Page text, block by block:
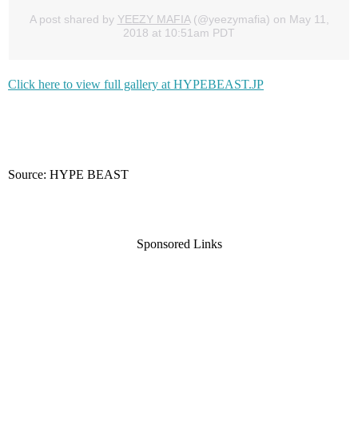
A post shared by YEEZY MAFIA(@yeezymafia) on May 11,
2018 at 10:51am PDT
Click here to view full gallery at HYPEBEAST.JP
Source: HYPE BEAST
Sponsored Links